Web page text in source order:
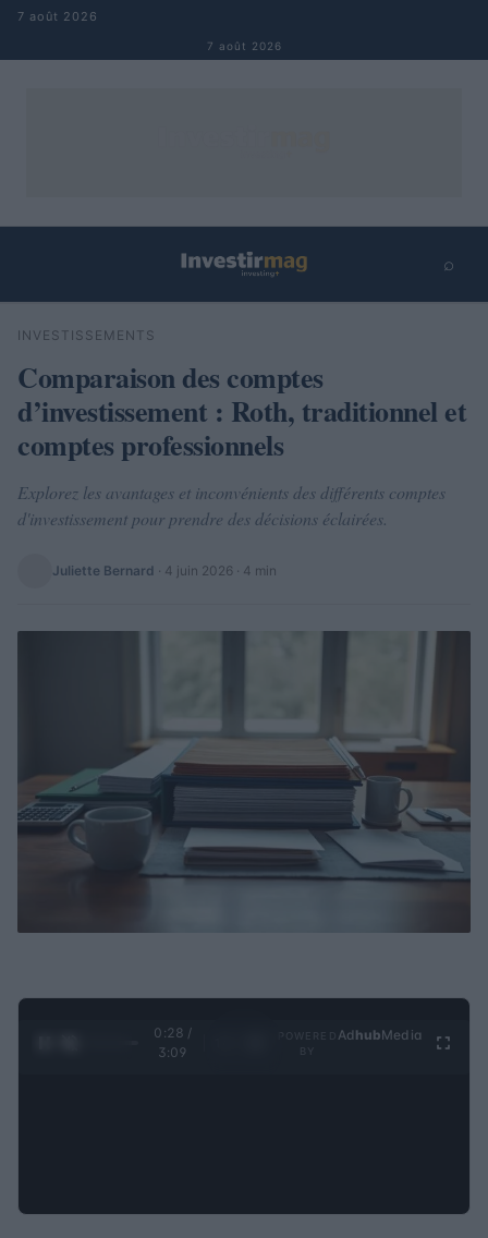
Aller au contenu
7 août 2026
7 août 2026
⌕
Rechercher
INVESTISSEMENTS
Comparaison des comptes
d’investissement : Roth, traditionnel et
comptes professionnels
Explorez les avantages et inconvénients des différents comptes
d'investissement pour prendre des décisions éclairées.
Juliette Bernard · 4 juin 2026 · 4 min
0:29 /
3:09
Ad hubMedia